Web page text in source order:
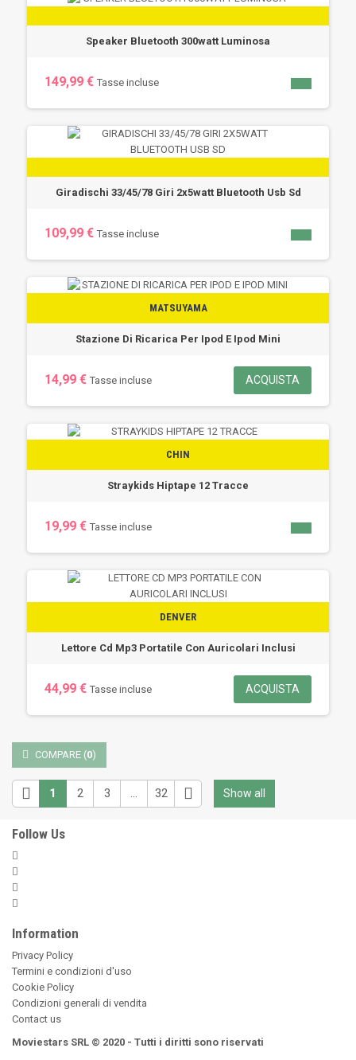
Speaker Bluetooth 300watt Luminosa
149,99 € Tasse incluse
Giradischi 33/45/78 Giri 2x5watt Bluetooth Usb Sd
109,99 € Tasse incluse
MATSUYAMA
Stazione Di Ricarica Per Ipod E Ipod Mini
14,99 € Tasse incluse ACQUISTA
CHIN
Straykids Hiptape 12 Tracce
19,99 € Tasse incluse
DENVER
Lettore Cd Mp3 Portatile Con Auricolari Inclusi
44,99 € Tasse incluse ACQUISTA
COMPARE (0)
1 2 3 ... 32 Show all
Follow Us
Information
Privacy Policy
Termini e condizioni d'uso
Cookie Policy
Condizioni generali di vendita
Contact us
Moviestars SRL © 2020 - Tutti i diritti sono riservati